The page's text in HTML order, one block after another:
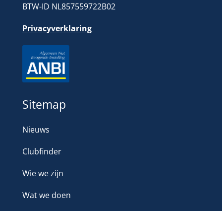
BTW-ID NL857559722B02
Privacyverklaring
Sitemap
Nieuws
Clubfinder
Wie we zijn
Wat we doen